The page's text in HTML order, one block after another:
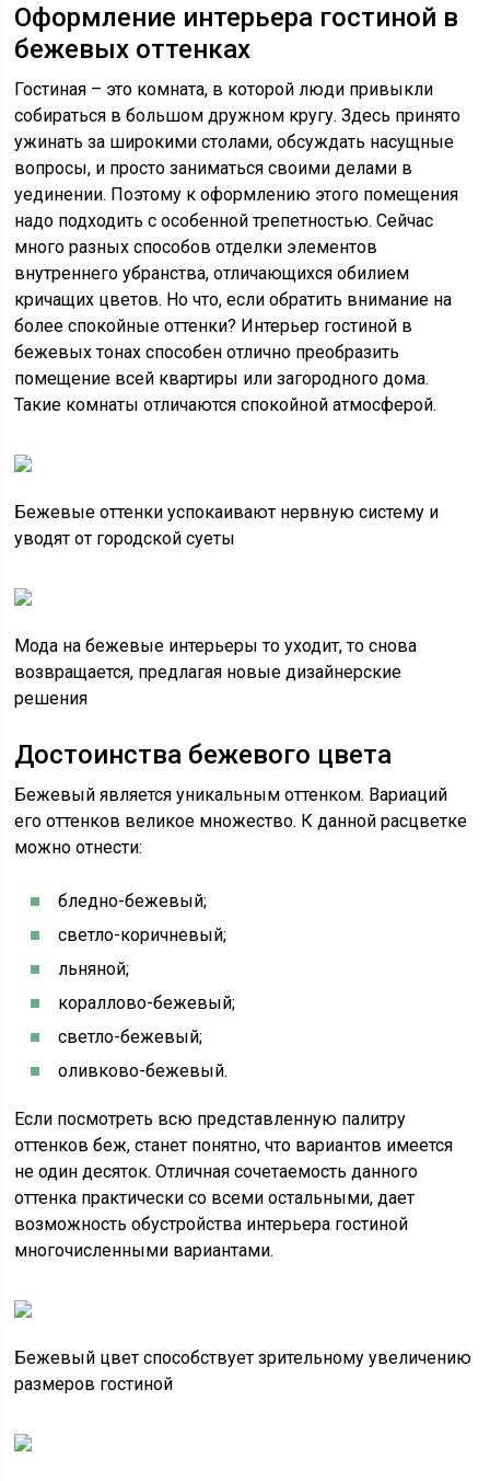
Оформление интерьера гостиной в
бежевых оттенках
Гостиная – это комната, в которой люди привыкли
собираться в большом дружном кругу. Здесь принято
ужинать за широкими столами, обсуждать насущные
вопросы, и просто заниматься своими делами в
уединении. Поэтому к оформлению этого помещения
надо подходить с особенной трепетностью. Сейчас
много разных способов отделки элементов
внутреннего убранства, отличающихся обилием
кричащих цветов. Но что, если обратить внимание на
более спокойные оттенки? Интерьер гостиной в
бежевых тонах способен отлично преобразить
помещение всей квартиры или загородного дома.
Такие комнаты отличаются спокойной атмосферой.
Бежевые оттенки успокаивают нервную систему и
уводят от городской суеты
Мода на бежевые интерьеры то уходит, то снова
возвращается, предлагая новые дизайнерские
решения
Достоинства бежевого цвета
Бежевый является уникальным оттенком. Вариаций
его оттенков великое множество. К данной расцветке
можно отнести:
бледно-бежевый;
светло-коричневый;
льняной;
кораллово-бежевый;
светло-бежевый;
оливково-бежевый.
Если посмотреть всю представленную палитру
оттенков беж, станет понятно, что вариантов имеется
не один десяток. Отличная сочетаемость данного
оттенка практически со всеми остальными, дает
возможность обустройства интерьера гостиной
многочисленными вариантами.
Бежевый цвет способствует зрительному увеличению
размеров гостиной